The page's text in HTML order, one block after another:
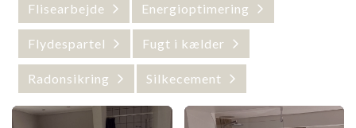
Flisearbejde Energioptimering
Flydespartel Fugt i kælder
Radonsikring Silkecement